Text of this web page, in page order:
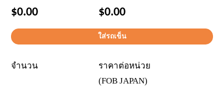
$0.00 $0.00
จำนวน
ราคาต่อหน่วย
(FOB JAPAN)